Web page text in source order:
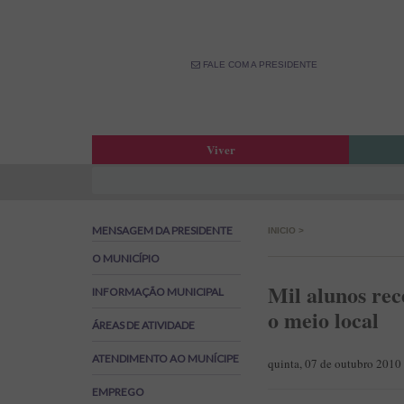
FALE COM A PRESIDENTE
Viver
Boletim Municipal
Agenda Municipal
Oferta Desportiva Municipal
Grandes Opções do Plano e Orçamento
Emprego na Autarquia
MENSAGEM DA PRESIDENTE
O MUNICÍPIO
INFORMAÇÃO MUNICIPAL
ÁREAS DE ATIVIDADE
ATENDIMENTO AO MUNÍCIPE
EMPREGO
INICIO >
Mil alunos
o meio local
quinta, 07 de outubro 2010